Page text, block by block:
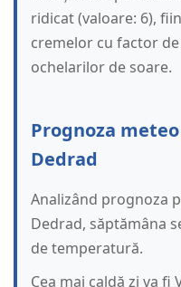
ridicat (valoare: 6),
cremelor cu factor
ochelarilor de soare.
Prognoza
Dedrad
Analizând prognoza
Dedrad, săptămâna
de temperatură.
Cea mai caldă zi va fi